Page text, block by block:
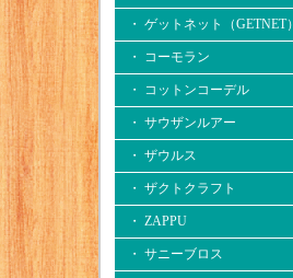
・ ゲットネット（GETNET）
・ コーモラン
・ コットンコーデル
・ サウザンルアー
・ ザウルス
・ ザクトクラフト
・ ZAPPU
・ サニーブロス